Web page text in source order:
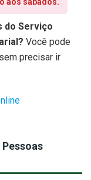
do Serviço
Você pode
precisar ir